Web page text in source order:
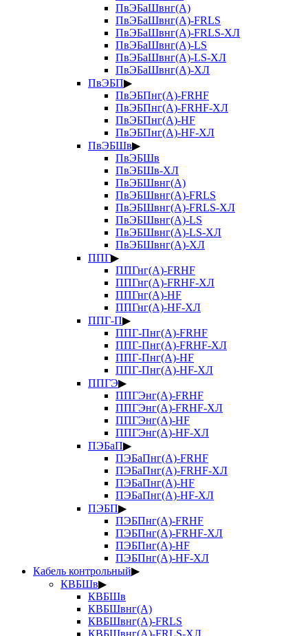
ПвЭБаШвнг(А)
ПвЭБаШвнг(А)-FRLS
ПвЭБаШвнг(А)-FRLS-ХЛ
ПвЭБаШвнг(А)-LS
ПвЭБаШвнг(А)-LS-ХЛ
ПвЭБаШвнг(А)-ХЛ
ПвЭБП▶
ПвЭБПнг(А)-FRHF
ПвЭБПнг(А)-FRHF-ХЛ
ПвЭБПнг(А)-HF
ПвЭБПнг(А)-HF-ХЛ
ПвЭБШв▶
ПвЭБШв
ПвЭБШв-ХЛ
ПвЭБШвнг(А)
ПвЭБШвнг(А)-FRLS
ПвЭБШвнг(А)-FRLS-ХЛ
ПвЭБШвнг(А)-LS
ПвЭБШвнг(А)-LS-ХЛ
ПвЭБШвнг(А)-ХЛ
ППГ▶
ППГнг(А)-FRHF
ППГнг(А)-FRHF-ХЛ
ППГнг(А)-HF
ППГнг(А)-HF-ХЛ
ППГ-П▶
ППГ-Пнг(А)-FRHF
ППГ-Пнг(А)-FRHF-ХЛ
ППГ-Пнг(А)-HF
ППГ-Пнг(А)-HF-ХЛ
ППГЭ▶
ППГЭнг(А)-FRHF
ППГЭнг(А)-FRHF-ХЛ
ППГЭнг(А)-HF
ППГЭнг(А)-HF-ХЛ
ПЭБаП▶
ПЭБаПнг(А)-FRHF
ПЭБаПнг(А)-FRHF-ХЛ
ПЭБаПнг(А)-HF
ПЭБаПнг(А)-HF-ХЛ
ПЭБП▶
ПЭБПнг(А)-FRHF
ПЭБПнг(А)-FRHF-ХЛ
ПЭБПнг(А)-HF
ПЭБПнг(А)-HF-ХЛ
Кабель контрольный▶
КВБШв▶
КВБШв
КВБШвнг(А)
КВБШвнг(А)-FRLS